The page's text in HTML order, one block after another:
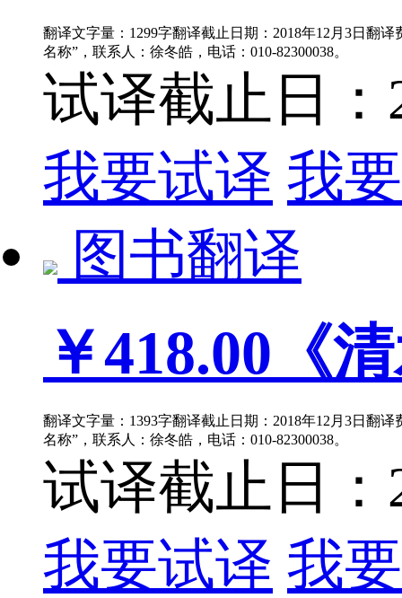
翻译文字量：1299字翻译截止日期：2018年12月3日翻
名称”，联系人：徐冬皓，电话：010-82300038。
试译截止日：
我要试译 我
图书翻译
￥418.00 《
翻译文字量：1393字翻译截止日期：2018年12月3日翻
名称”，联系人：徐冬皓，电话：010-82300038。
试译截止日：
我要试译 我